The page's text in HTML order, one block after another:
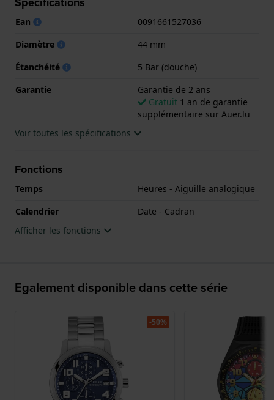
Garantie de 2 ans.
Ean
0091661527036
Diamètre
44 mm
Étanchéité
5 Bar (douche)
Garantie
Garantie de 2 ans
Gratuit 1 an de garantie
supplémentaire sur Auer.lu
Voir toutes les spécifications
Fonctions
Temps
Heures - Aiguille analogique
Calendrier
Date - Cadran
Afficher les fonctions
Egalement disponible dans cette série
-50%